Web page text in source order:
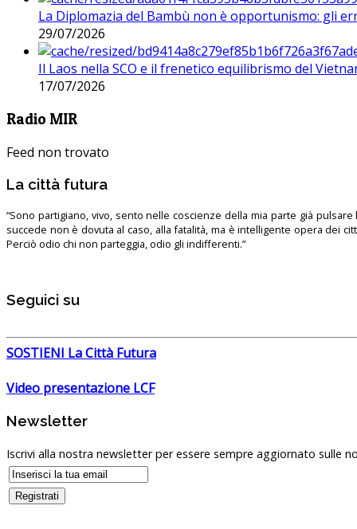
La Diplomazia del Bambù non è opportunismo: gli
29/07/2026
Il Laos nella SCO e il frenetico equilibrismo del
17/07/2026
Radio MIR
Feed non trovato
La città futura
“Sono partigiano, vivo, sento nelle coscienze della mia parte già pulsare
succede non è dovuta al caso, alla fatalità, ma è intelligente opera dei
Perciò odio chi non parteggia, odio gli indifferenti.”
Seguici su
SOSTIENI La Città Futura
Video presentazione LCF
Newsletter
Iscrivi alla nostra newsletter per essere sempre aggiornato sulle